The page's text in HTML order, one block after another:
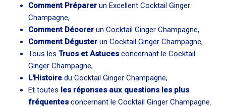
Comment Préparer un Excellent Cocktail Ginger
Champagne,
Comment Décorer un Cocktail Ginger Champagne,
Comment Déguster un Cocktail Ginger Champagne,
Tous les Trucs et Astuces concernant le Cocktail
Ginger Champagne,
L'Histoire du Cocktail Ginger Champagne,
Et toutes les réponses aux questions les plus
fréquentes concernant le Cocktail Ginger Champagne.